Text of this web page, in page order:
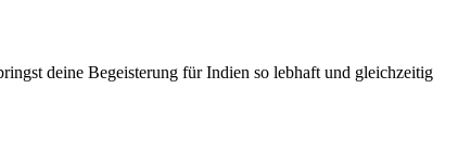
deine Begeisterung für Indien so lebhaft und gleichzeitig